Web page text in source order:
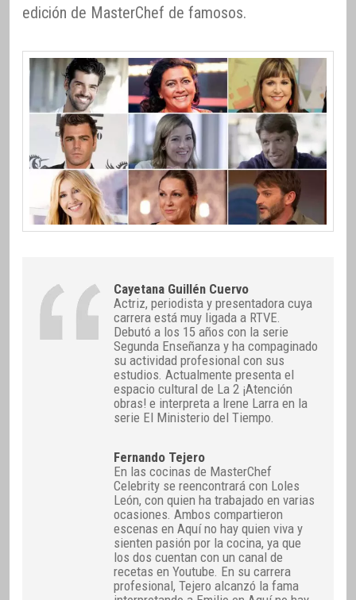
edición de MasterChef de famosos.
Cayetana Guillén Cuervo
Actriz, periodista y presentadora cuya
carrera está muy ligada a RTVE.
Debutó a los 15 años con la serie
Segunda Enseñanza y ha compaginado
su actividad profesional con sus
estudios. Actualmente presenta el
espacio cultural de La 2 ¡Atención
obras! e interpreta a Irene Larra en la
serie El Ministerio del Tiempo.
Fernando Tejero
En las cocinas de MasterChef
Celebrity se reencontrará con Loles
León, con quien ha trabajado en varias
ocasiones. Ambos compartieron
escenas en Aquí no hay quien viva y
sienten pasión por la cocina, ya que
los dos cuentan con un canal de
recetas en Youtube. En su carrera
profesional, Tejero alcanzó la fama